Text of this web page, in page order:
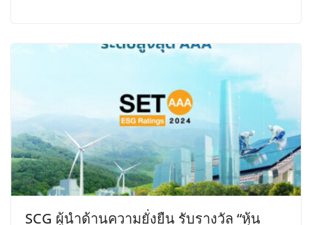
SCG ผู้นำด้านความยั่งยืน รับรางวัล “หุ้น